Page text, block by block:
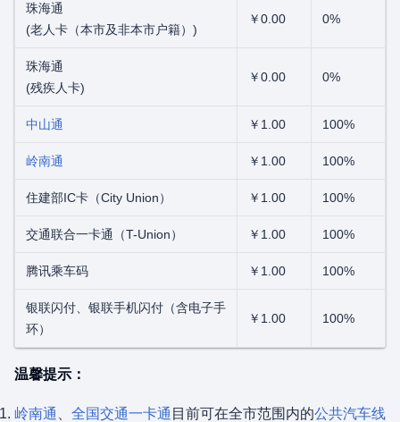
珠海通
(老人卡（本市及非本市户籍）)
￥0.00 0%
珠海通
(残疾人卡)
￥0.00 0%
中山通 ￥1.00 100%
岭南通 ￥1.00 100%
住建部IC卡（City Union） ￥1.00 100%
交通联合一卡通（T-Union） ￥1.00 100%
腾讯乘车码 ￥1.00 100%
银联闪付、银联手机闪付（含电子手
环）
￥1.00 100%
温馨提示：
岭南通 全国交通一卡通 目前可在全市范围内的公共汽车线